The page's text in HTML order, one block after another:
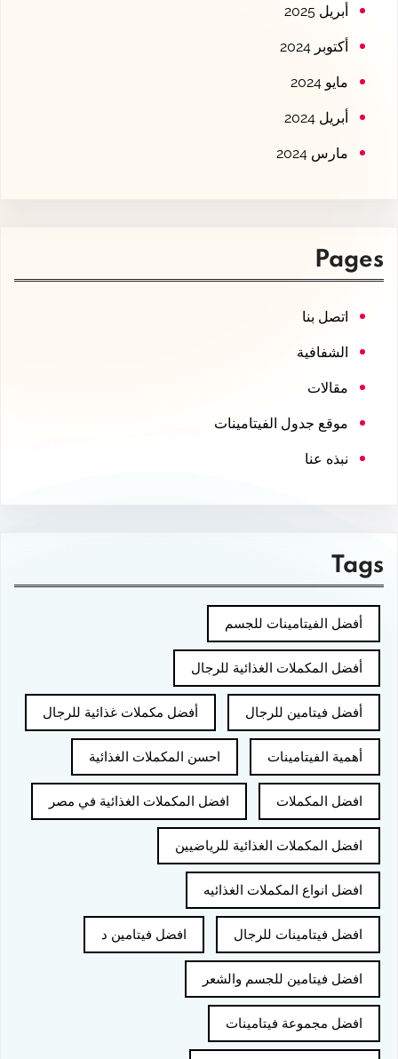
أبريل 2025
أكتوبر 2024
مايو 2024
أبريل 2024
مارس 2024
Pages
اتصل بنا
الشفافية
مقالات
موقع جدول الفيتامينات
نبذه عنا
Tags
أفضل الفيتامينات للجسم
أفضل المكملات الغذائية للرجال
أفضل فيتامين للرجال أفضل مكملات غذائية للرجال
أهمية الفيتامينات احسن المكملات الغذائية
افضل المكملات افضل المكملات الغذائية في مصر
افضل المكملات الغذائية للرياضيين
افضل انواع المكملات الغذائيه
افضل فيتامينات للرجال افضل فيتامين د
افضل فيتامين للجسم والشعر
افضل مجموعة فيتامينات